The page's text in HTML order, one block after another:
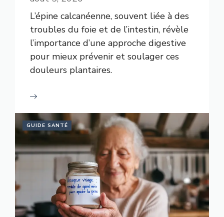
L’épine calcanéenne, souvent liée à des
troubles du foie et de l’intestin, révèle
l’importance d’une approche digestive
pour mieux prévenir et soulager ces
douleurs plantaires.
GUIDE SANTÉ